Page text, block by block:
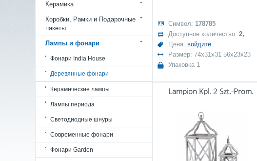
Керамика
Коробки, Рамки и Подарочные
пакеты
Лампы и фонари
Фонари India House
Деревянные фонари
Керамические лампы
Лампы периода
Светодиодные шнуры
Современные фонари
Фонари Garden
Символ: 178785
Доступное количество: 2,
Цена: войдите
Размер: 74x31x31 56x23x23
Упаковка 1
Lampion Kpl. 2 Szt.-Prom.